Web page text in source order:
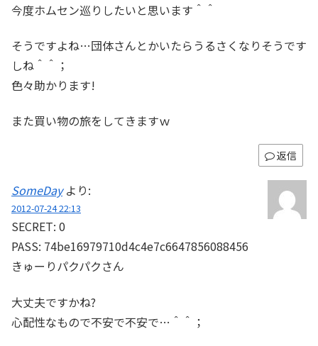
今度ホムセン巡りしたいと思います＾＾
そうですよね…団体さんとかいたらうるさくなりそうです
しね＾＾；
色々助かります!
また買い物の旅をしてきますｗ
返信
SomeDay より:
2012-07-24 22:13
SECRET: 0
PASS: 74be16979710d4c4e7c6647856088456
きゅーりパクパクさん
大丈夫ですかね?
心配性なもので不安で不安で…＾＾；